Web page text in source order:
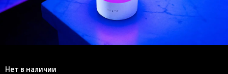
Рюкзаки
Аксессуары
Pro Click
Аксессуары для мышей
Игровые мыши
Tartarus
Аксессуары для клавиатур
Все клавиатуры
Hammerhead
Аксессуары для аудио
Все аудио для ПК
Wireless Control Pod
Kraken Kitty
Контроллеры
Goliathus
Firefly
HyperFlux V2
Pro Click V2
Pro Click V2 Vertical
Pro Type Ergo
Аксессуары
Коллаборации
Софт
iOS-приложения
Киберспорт
Игровые ивенты
Нет в наличии